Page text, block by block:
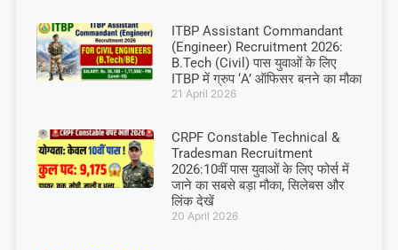
ITBP Assistant Commandant
(Engineer) Recruitment 2026:
B.Tech (Civil) पास युवाओं के लिए
ITBP में ग्रुप ‘A’ ऑफिसर बनने का मौका
21 April 2026
CRPF Constable Technical &
Tradesman Recruitment
2026:10वीं पास युवाओं के लिए फोर्स में
जाने का सबसे बड़ा मौका, सिलेबस और
लिंक देखें
20 April 2026